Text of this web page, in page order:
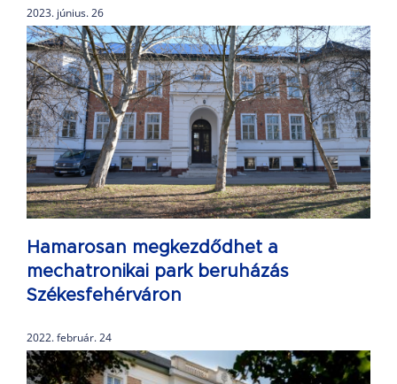
2023. június. 26
Hamarosan megkezdődhet a
mechatronikai park beruházás
Székesfehérváron
2022. február. 24